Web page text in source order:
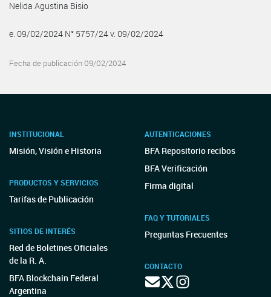
Nelida Agustina Bisio
e. 09/02/2024 N° 5757/24 v. 09/02/2024
Fecha de publicación 09/02/2024
INSTITUCIONAL
Misión, Visión e Historia
PRODUCTOS Y SERVICIOS
Tarifas de Publicación
SITIOS DE INTERÉS
Red de Boletines Oficiales
de la R. A.
BFA Blockchain Federal
Argentina
AUTENTICACIONES
BFA Repositorio recibos
BFA Verificación
Firma digital
FAQ Y TUTORIALES
Preguntas Frecuentes
CONTACTO